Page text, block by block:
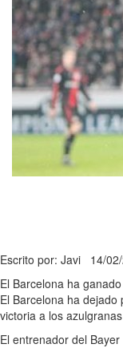
Escrito por: Javi 14/
El Barcelona ha
El Barcelona ha
victoria a los
El entrenador del